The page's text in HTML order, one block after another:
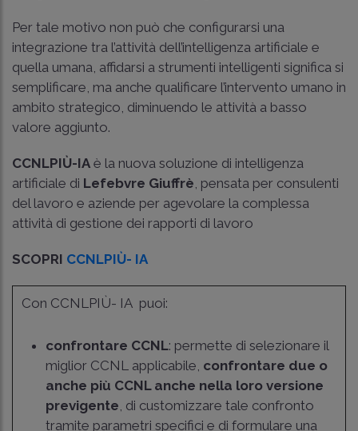
Per tale motivo non può che configurarsi una
integrazione tra l’attività dell’intelligenza artificiale e
quella umana, affidarsi a strumenti intelligenti significa si
semplificare, ma anche qualificare l’intervento umano in
ambito strategico, diminuendo le attività a basso
valore aggiunto.
CCNLPIÙ-IA è la nuova soluzione di intelligenza
artificiale di Lefebvre Giuffrè , pensata per consulenti
del lavoro e aziende per agevolare la complessa
attività di gestione dei rapporti di lavoro
SCOPRI CCNLPIÙ- IA
Con CCNLPIÙ- IA puoi:
confrontare CCNL: permette di selezionare il
miglior CCNL applicabile, confrontare due o
anche più CCNL anche nella loro versione
previgente , di customizzare tale confronto
tramite parametri specifici e di formulare una